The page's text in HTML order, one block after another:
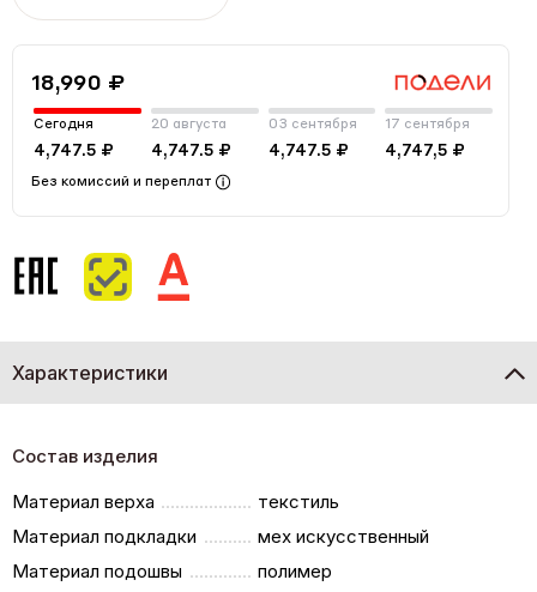
18,990 ₽
Сегодня
4,747.5 ₽
20 августа
4,747.5 ₽
03 сентября
4,747.5 ₽
17 сентября
4,747,5 ₽
Без комиссий и переплат
Характеристики
Состав изделия
Материал верха
текстиль
Материал подкладки
мех искусственный
Материал подошвы
полимер